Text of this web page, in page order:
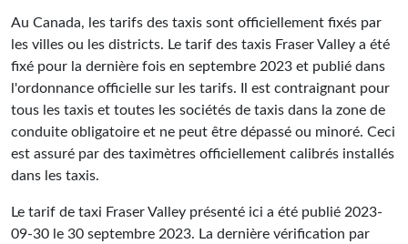
Au Canada, les tarifs des taxis sont officiellement fixés par
les villes ou les districts. Le tarif des taxis Fraser Valley a été
fixé pour la dernière fois en septembre 2023 et publié dans
l'ordonnance officielle sur les tarifs. Il est contraignant pour
tous les taxis et toutes les sociétés de taxis dans la zone de
conduite obligatoire et ne peut être dépassé ou minoré. Ceci
est assuré par des taximètres officiellement calibrés installés
dans les taxis.
Le tarif de taxi Fraser Valley présenté ici a été publié 2023-
09-30 le 30 septembre 2023. La dernière vérification par